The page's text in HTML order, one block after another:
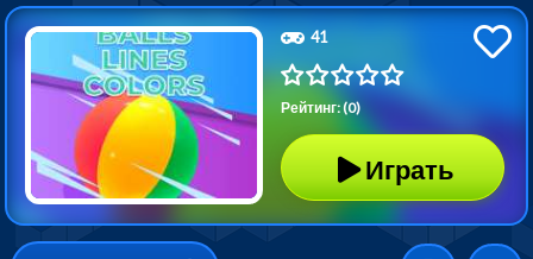
41
Рейтинг: (0)
Играть